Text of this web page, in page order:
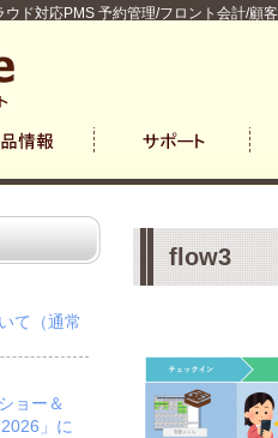
ド対応PMS 予約管理/フロント会計/顧
flow3
て（通常
ョー＆
」に